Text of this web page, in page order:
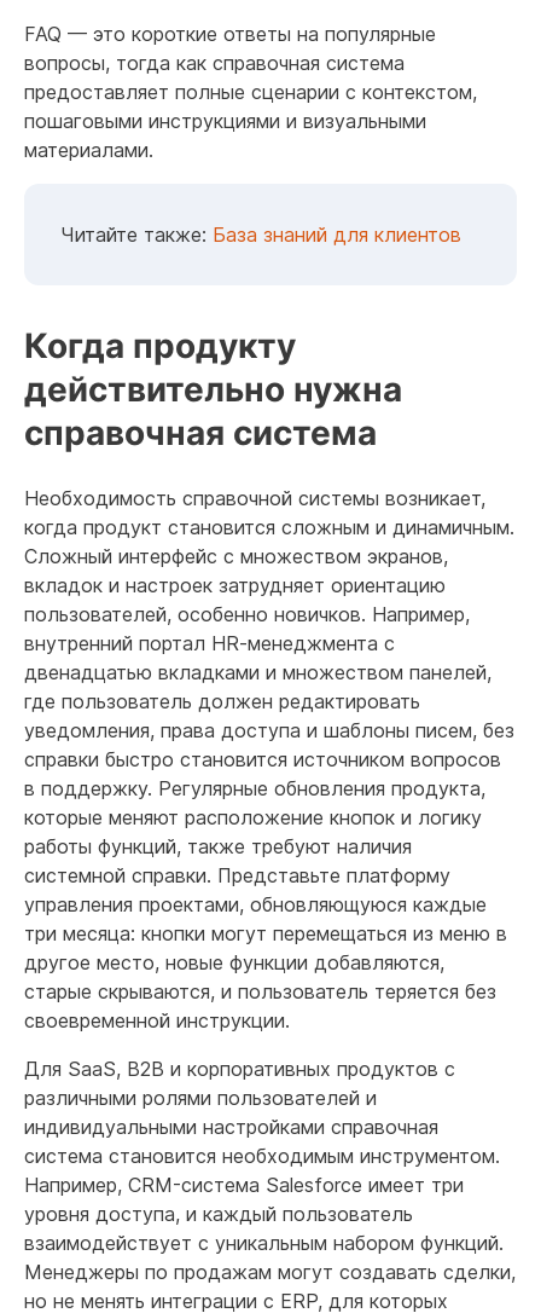
FAQ — это короткие ответы на популярные
вопросы, тогда как справочная система
предоставляет полные сценарии с контекстом,
пошаговыми инструкциями и визуальными
материалами.
Читайте также: База знаний для клиентов
Когда продукту
действительно нужна
справочная система
Необходимость справочной системы возникает,
когда продукт становится сложным и динамичным.
Сложный интерфейс с множеством экранов,
вкладок и настроек затрудняет ориентацию
пользователей, особенно новичков. Например,
внутренний портал HR‑менеджмента с
двенадцатью вкладками и множеством панелей,
где пользователь должен редактировать
уведомления, права доступа и шаблоны писем, без
справки быстро становится источником вопросов
в поддержку. Регулярные обновления продукта,
которые меняют расположение кнопок и логику
работы функций, также требуют наличия
системной справки. Представьте платформу
управления проектами, обновляющуюся каждые
три месяца: кнопки могут перемещаться из меню в
другое место, новые функции добавляются,
старые скрываются, и пользователь теряется без
своевременной инструкции.
Для SaaS, B2B и корпоративных продуктов с
различными ролями пользователей и
индивидуальными настройками справочная
система становится необходимым инструментом.
Например, CRM-система Salesforce имеет три
уровня доступа, и каждый пользователь
взаимодействует с уникальным набором функций.
Менеджеры по продажам могут создавать сделки,
но не менять интеграции с ERP, для которых